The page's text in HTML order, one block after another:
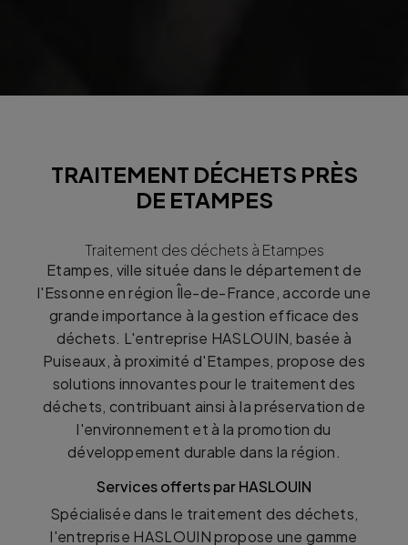
TRAITEMENT DÉCHETS PRÈS
DE ETAMPES
Traitement des déchets à Etampes
Etampes, ville située dans le département de
l'Essonne en région Île-de-France, accorde une
grande importance à la gestion efficace des
déchets. L'entreprise HASLOUIN, basée à
Puiseaux, à proximité d'Etampes, propose des
solutions innovantes pour le traitement des
déchets, contribuant ainsi à la préservation de
l'environnement et à la promotion du
développement durable dans la région.
Services offerts par HASLOUIN
Spécialisée dans le traitement des déchets,
l'entreprise HASLOUIN propose une gamme